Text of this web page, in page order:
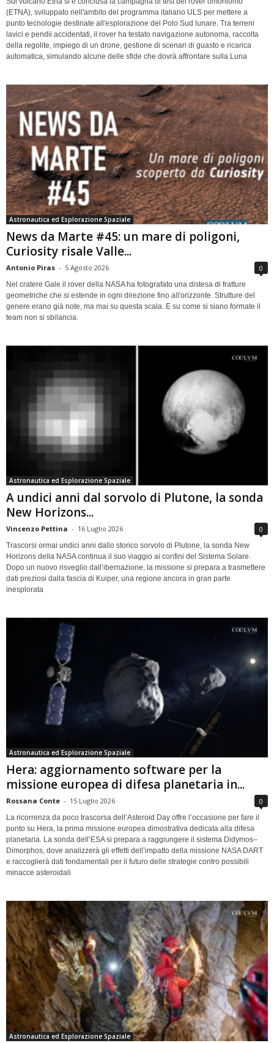
(ETNA), sviluppato nell'ambito del programma italiano ULS per mettere a
punto tecnologie destinate all'esplorazione del Polo Sud lunare. Tra terreni
lavici e pendii accidentati, il rover ha testato navigazione autonoma, raccolta
della regolite, impiego di un drone, gestione di scenari di guasto e ricarica
automatica, simulando alcune delle sfide che dovrà affrontare sulla Luna
Astronautica ed Esplorazione Spaziale
News da Marte #45: un mare di poligoni,
Curiosity risale Valle...
Antonio Piras - 5 Agosto 2026 0
Nel cratere Gale il rover della NASA ha fotografato una distesa di fratture
geometriche che si estende in ogni direzione fino all'orizzonte. Strutture del
genere erano già note, ma mai su questa scala. E su come si siano formate il
team non si sbilancia.
Astronautica ed Esplorazione Spaziale
A undici anni dal sorvolo di Plutone, la sonda
New Horizons...
Vincenzo Pettina - 16 Luglio 2026 0
Trascorsi ormai undici anni dallo storico sorvolo di Plutone, la sonda New
Horizons della NASA continua il suo viaggio ai confini del Sistema Solare.
Dopo un nuovo risveglio dall’ibernazione, la missione si prepara a trasmettere
dati preziosi dalla fascia di Kuiper, una regione ancora in gran parte
inesplorata
Astronautica ed Esplorazione Spaziale
Hera: aggiornamento software per la
missione europea di difesa planetaria in...
Rossana Conte - 15 Luglio 2026 0
La ricorrenza da poco trascorsa dell’Asteroid Day offre l’occasione per fare il
punto su Hera, la prima missione europea dimostrativa dedicata alla difesa
planetaria. La sonda dell’ESA si prepara a raggiungere il sistema Didymos–
Dimorphos, dove analizzerà gli effetti dell’impatto della missione NASA DART
e raccoglierà dati fondamentali per il futuro delle strategie contro possibili
minacce asteroidali
Astronautica ed Esplorazione Spaziale